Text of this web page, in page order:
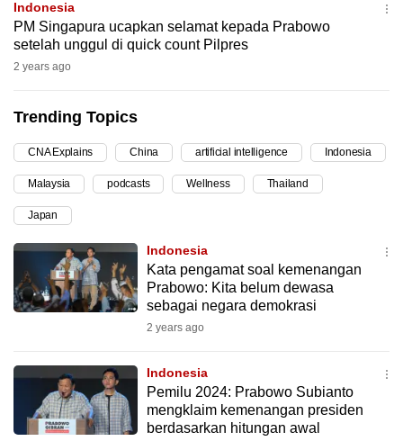
Indonesia
PM Singapura ucapkan selamat kepada Prabowo
setelah unggul di quick count Pilpres
2 years ago
Trending Topics
CNA Explains China artificial intelligence Indonesia
Malaysia podcasts Wellness Thailand
Japan
Indonesia
Kata pengamat soal kemenangan
Prabowo: Kita belum dewasa
sebagai negara demokrasi
2 years ago
Indonesia
Pemilu 2024: Prabowo Subianto
mengklaim kemenangan presiden
berdasarkan hitungan awal
best
it
can
possibly
continue,
upgrade
to
a
supported
browser
or,
for
experience,
download
the